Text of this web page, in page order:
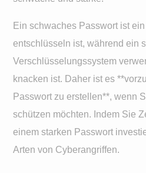
Ein schwaches Passwort ist
entschlüsseln ist, während ein
Verschlüsselungssystem
knacken ist. Daher ist es
Passwort zu erstellen**, wenn
schützen möchten. Indem Sie
einem starken Passwort
Arten von Cyberangriffen.